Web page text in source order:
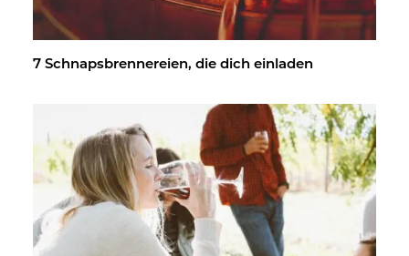
7 Schnaps­bren­ne­rei­en, die dich ein­la­den